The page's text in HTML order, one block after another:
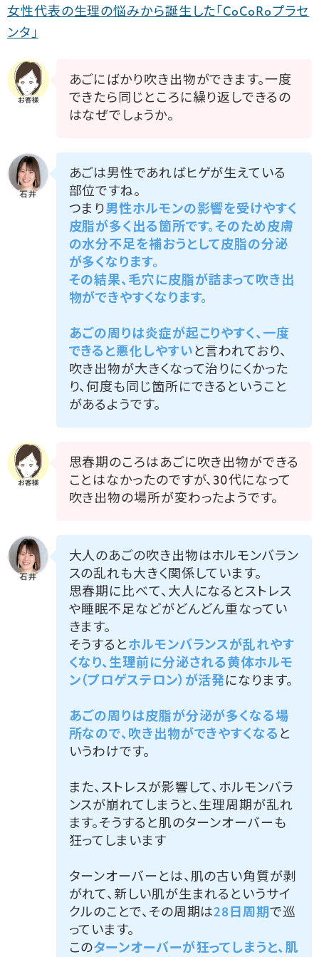
女性代表の生理の悩みから誕生した「CoCoRoプラセ
ンタ」
あごにばかり吹き出物ができます。一度
できたら同じところに繰り返しできるの
はなぜでしょうか。
あごは男性であればヒゲが生えている
部位ですね。
つまり男性ホルモンの影響を受けやすく
皮脂が多く出る箇所です。そのため皮膚
の水分不足を補おうとして皮脂の分泌
が多くなります。
その結果、毛穴に皮脂が詰まって吹き出
物ができやすくなります。
あごの周りは炎症が起こりやすく、一度
できると悪化しやすい と言われており、
吹き出物が大きくなって治りにくかった
り、何度も同じ箇所にできるということ
があるようです。
思春期のころはあごに吹き出物ができる
ことはなかったのですが、30代になって
吹き出物の場所が変わったようです。
大人のあごの吹き出物はホルモンバラン
スの乱れも大きく関係しています。
思春期に比べて、大人になるとストレス
や睡眠不足などがどんどん重なってい
きます。
そうするとホルモンバランスが乱れやす
くなり、生理前に分泌される黄体ホルモ
ン（プロゲステロン）が活発 になります。
あごの周りは皮脂が分泌が多くなる場
所なので、吹き出物ができやすくなる と
いうわけです。
また、ストレスが影響して、ホルモンバラ
ンスが崩れてしまうと、生理周期が乱れ
ます。そうすると肌のターンオーバーも
狂ってしまいます
ターンオーバーとは、肌の古い角質が剥
がれて、新しい肌が生まれるというサイ
クルのことで、その周期は28日周期 で巡
っています。
このターンオーバーが狂ってしまうと、肌